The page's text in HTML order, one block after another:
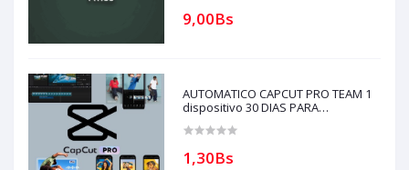
9,00Bs
AUTOMATICO CAPCUT PRO TEAM 1
dispositivo 30 DIAS PARA
puede comprar) para soporte
1,30Bs